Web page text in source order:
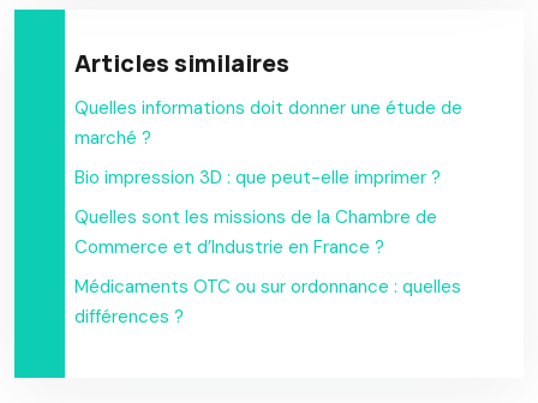
Articles similaires
Quelles informations doit donner une étude de
marché ?
Bio impression 3D : que peut-elle imprimer ?
Quelles sont les missions de la Chambre de
Commerce et d’Industrie en France ?
Médicaments OTC ou sur ordonnance : quelles
différences ?